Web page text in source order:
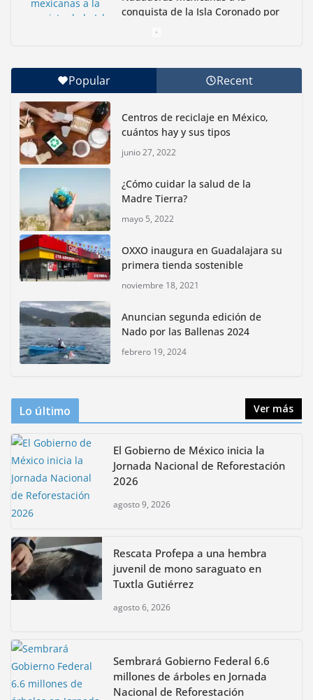
conquista de la Isla Coronado por
Con jornada informativa, Profepa y Humane World
for Animals buscan inhibir tráfico de aves
junio 15, 2026
Inauguran nuevo Embarcadero Cuemanco para
reactivar la zona lacustre de Xochimilco
junio 4, 2026
Rompe CDMX récords Reto Naturalista Urbano 2026 y
lidera la biodiversidad nacional
mayo 18, 2026
bioculturales para promover
huertos urbanos y jardines
polinizadores
Popular Recent
Centros de reciclaje en México,
cuántos hay y sus tipos
junio 27, 2022
¿Cómo cuidar la salud de la
Madre Tierra?
mayo 5, 2022
OXXO inaugura en Guadalajara su
primera tienda sostenible
noviembre 18, 2021
Anuncian segunda edición de
Nado por las Ballenas 2024
febrero 19, 2024
Lo último Ver más
El Gobierno de México inicia la
Jornada Nacional de Reforestación
2026
agosto 9, 2026
Rescata Profepa a una hembra
juvenil de mono saraguato en
Tuxtla Gutiérrez
agosto 6, 2026
Sembrará Gobierno Federal 6.6
millones de árboles en Jornada
Nacional de Reforestación